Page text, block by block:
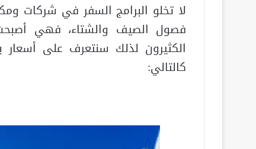
لا تخلو البرامج السفر في شركات
فصول الصيف والشتاء، فهي
الكثيرون لذلك سنتعرف على
كالتالي: